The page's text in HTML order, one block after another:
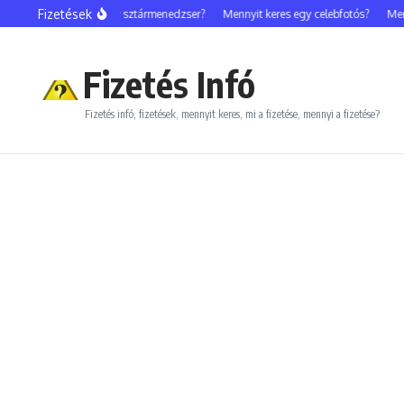
Ugrás a tartalomhoz
Fizetések
Mennyit keres egy sztármenedzser? Mennyit keres egy celebfotós?
Fizetés Infó
Fizetés infó, fizetések, mennyit keres, mi a fizetése, mennyi a fizetése?